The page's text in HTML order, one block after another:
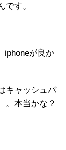
す。
iphoneが良か
キャッシュバ
。本当かな？